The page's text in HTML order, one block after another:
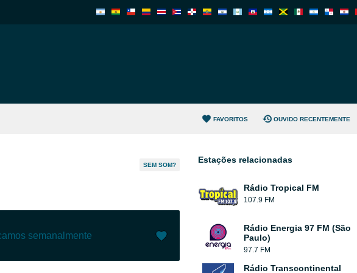
FAVORITOS OUVIDO RECENTEMENTE
SEM SOM?
semanalmente
Estações relacionadas
Rádio Tropical FM
107.9 FM
Rádio Energia 97 FM (São
Paulo)
97.7 FM
Rádio Transcontinental